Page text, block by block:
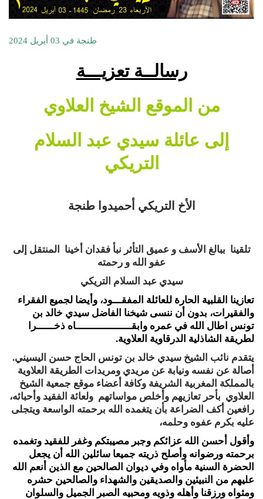
طنجة في 03 أبريل 2024
رسالــة تعزيـــة
من الموقع الشيخ العلاوي
إلى عائلة سيدي عبد السلام
التريكي
الأخ التريكي أحميدوا طنجة
تلقينا ببالغ الأسف و عميق التأثر نبأ فقدان أخينا المنتقل إلى
عفو الله و رحمته
سيدي عبد السلام التريكي
تعازينا القلبية الحارة للعائلة المفقـــود، وأيضا لجميع الفقراء
والفقيرات، بدون أن ننسى شيخنا الفاضل سيدي خالد بن
تونس اطال الله في عمره وابقـــــــــــــــــــاه ذخــــــرا
لطريقة الشاذلية الدرقاوية العلاوية.
يتقدم نائب الشيخ سيدي خالد بن تونس الحاج حسن اليسيني.
أصالة عن نفسه ونيابة عن مريدي ومريدات الطريقة العلاوية
بالمملكة المغربية الشريفة وكافة أعضاء موقع جمعية الشيخ
العلاوي بأحر تعازيهم وأخلص مواساتهم ولعائة الفقيد وأحبائه،
رافعين أكف الضراعة بأن يتغمده الله برحمته الواسعة ويتجلى
عليه بكرم عفوه وحلمه،
وأقول أحسن الله عزائكم وجبر مصيبتكم وغفر للفقيد وتغمده
برحمته ورضوانه وأصلح ذريته جميعا سائلين الله أن يجعل
الحضرة السنية مأواه وفي ديوان الصالحين مع الذين أنعم الله
عليهم من النبيئين والصديقين والشهداء والصالحين حشره
ومثواه ورزقنا وأهله وذويه ومحبيه الصبر الجميل والسلوان